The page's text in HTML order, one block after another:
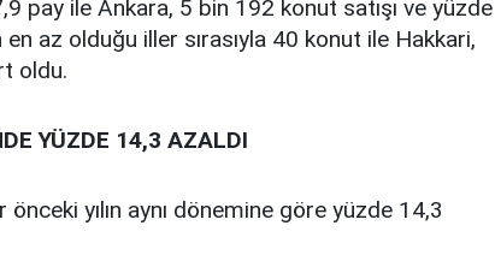
pay ile Ankara, 5 bin 192 konut satışı ve yüzde
az olduğu iller sırasıyla 40 konut ile Hakkari,
oldu.
YÜZDE 14,3 AZALDI
yılın aynı dönemine göre yüzde 14,3